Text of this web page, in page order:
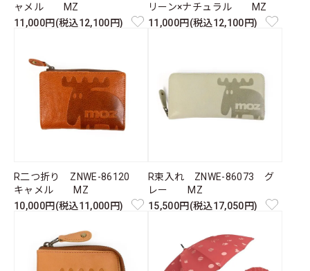
ャメル MZ
11,000円(税込12,100円)
リーン×ナチュラル MZ
11,000円(税込12,100円)
R二つ折り ZNWE-86120
キャメル MZ
10,000円(税込11,000円)
R束入れ ZNWE-86073 グ
レー MZ
15,500円(税込17,050円)